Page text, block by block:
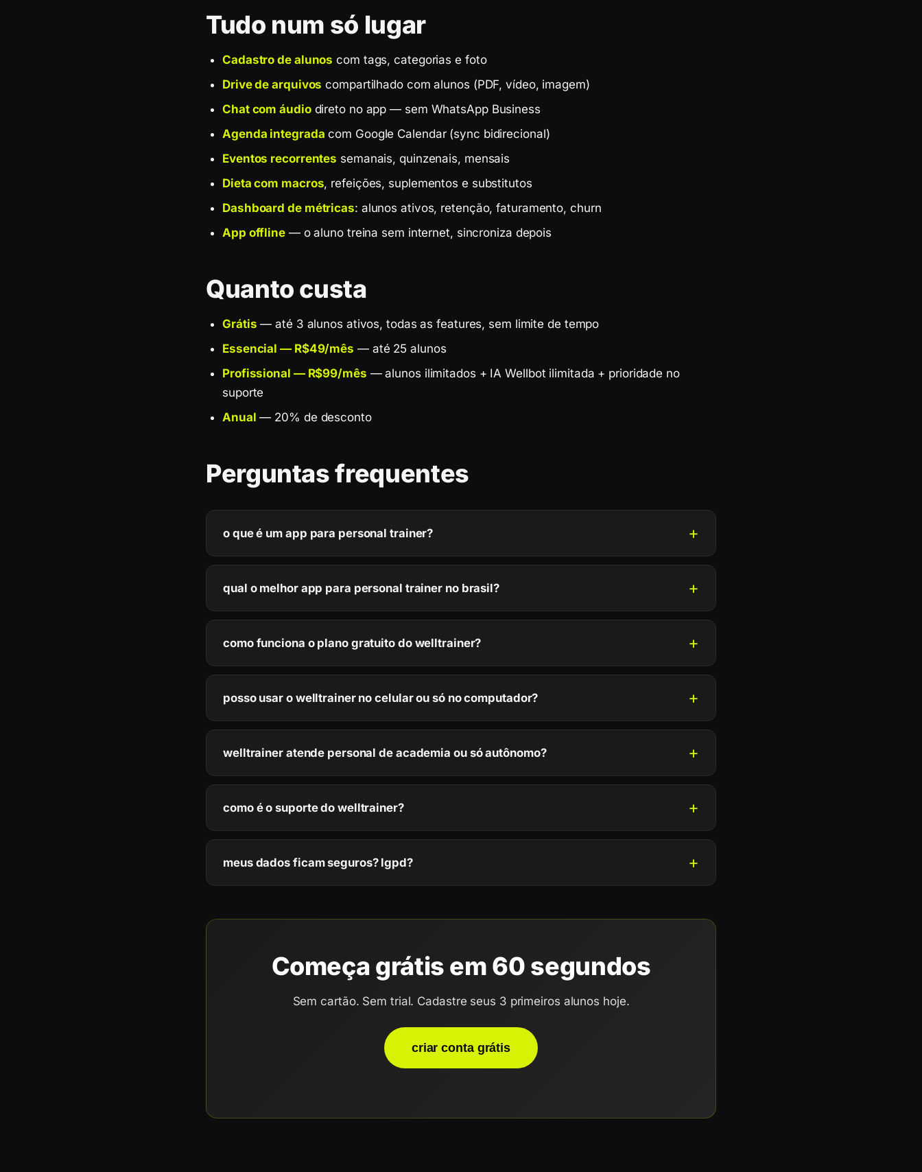
Tudo num só lugar
Cadastro de alunos com tags, categorias e foto
Drive de arquivos compartilhado com alunos (PDF, vídeo, imagem)
Chat com áudiodireto no app — sem WhatsApp Business
Agenda integrada com Google Calendar (sync bidirecional)
Eventos recorrentes semanais, quinzenais, mensais
Dieta com macros, refeições, suplementos e substitutos
Dashboard de métricas: alunos ativos, retenção, faturamento, churn
App offline— o aluno treina sem internet, sincroniza depois
Quanto custa
Grátis — até 3 alunos ativos, todas as features, sem limite de tempo
Essencial — R$49/mês — até 25 alunos
Profissional — R$99/mês — alunos ilimitados + IA Wellbot ilimitada + prioridade no
suporte
Anual — 20% de desconto
Perguntas frequentes
o que é um app para personal trainer?
qual o melhor app para personal trainer no brasil?
como funciona o plano gratuito do welltrainer?
posso usar o welltrainer no celular ou só no computador?
welltrainer atende personal de academia ou só autônomo?
como é o suporte do welltrainer?
meus dados ficam seguros? lgpd?
Começa grátis em 60 segundos
Sem cartão. Sem trial. Cadastre seus 3 primeiros alunos hoje.
criar conta grátis